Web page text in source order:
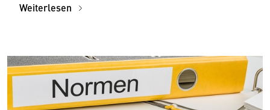
Weiterlesen